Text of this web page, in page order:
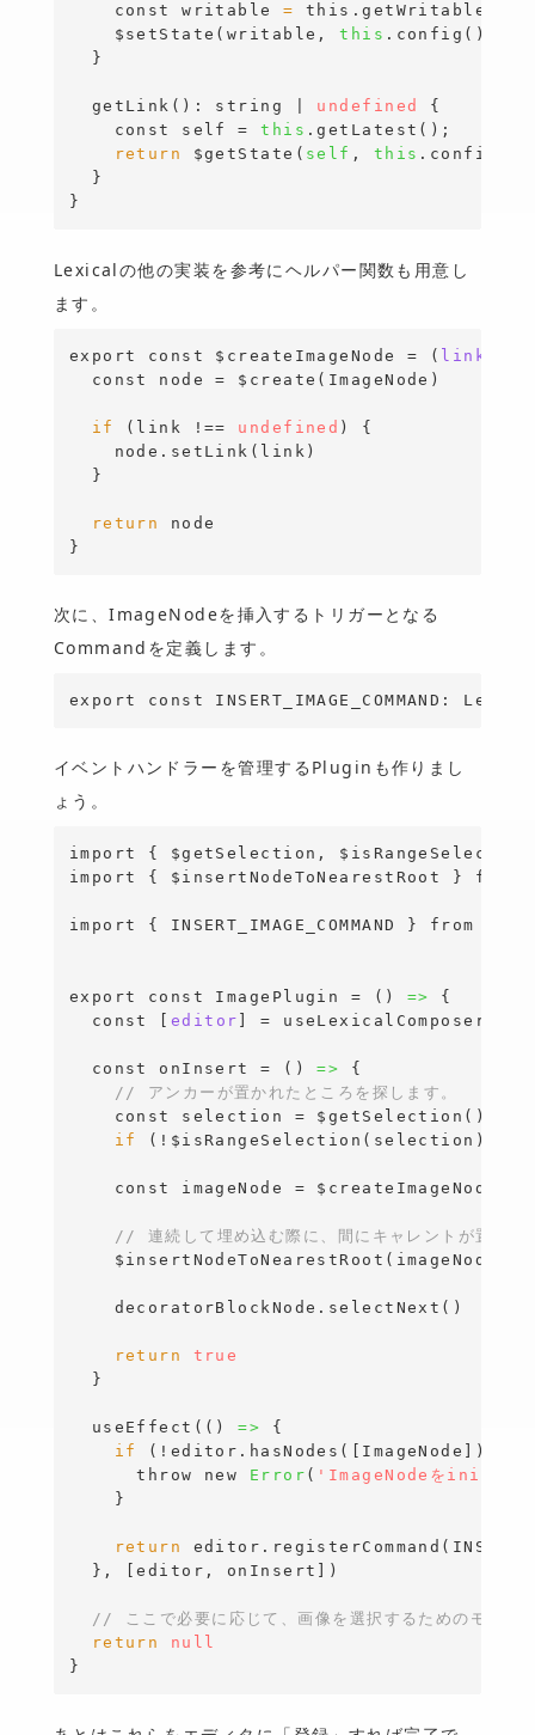
    const writable
= this.getWritable
    $setState(writable,
this
}
  getLink(): string |
undefined
{
const
self = this .getLatest();
return
$getState( self , this
}
Lexicalの他の実装を参考にヘルパー関数も用意し
ます。
export const $createImageNode = ( link?
const
node = $create(ImageNode)
if (link !== undefined ) {
    node.setLink(link)
}
return
}
次に、ImageNodeを挿入するトリガーとなる
Commandを定義します。
export const INSERT_IMAGE_COMMAND:
イベントハンドラーを管理するPluginも作りまし
ょう。
import {
$getSelection, $isRangeSelection,
import
{ $insertNodeToNearestRoot } from
import { INSERT_IMAGE_COMMAND } from
export const ImagePlugin = () =>
{
const
editor =
const onInsert = () =>
{
// アンカーが置かれたところを探します。
const
selection = $getSelection()
if
(!$isRangeSelection(selection))
const imageNode = $createImageNode()
// 連続して埋め込む際に、間にキャレントが置ける
    $insertNodeToNearestRoot(imageNode)
    decoratorBlockNode.selectNext()
return
true
}
  useEffect(()
=>
{
if
(!editor.hasNodes( ImageNode ))
throw
new Error ( 'ImageNodeを
}
return
} , [editor, onInsert )
// ここで必要に応じて、画像を選択するためのモーダ
return
null
}